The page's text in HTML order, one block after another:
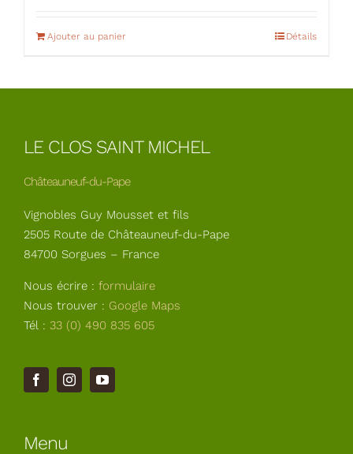
Ajouter au panier Détails
LE CLOS SAINT MICHEL
Châteauneuf-du-Pape
Vignobles Guy Mousset et fils
2505 Route de Châteauneuf-du-Pape
84700 Sorgues – France
Nous écrire : formulaire
Nous trouver : Google Maps
Tél : 33 (0) 490 835 605
Menu